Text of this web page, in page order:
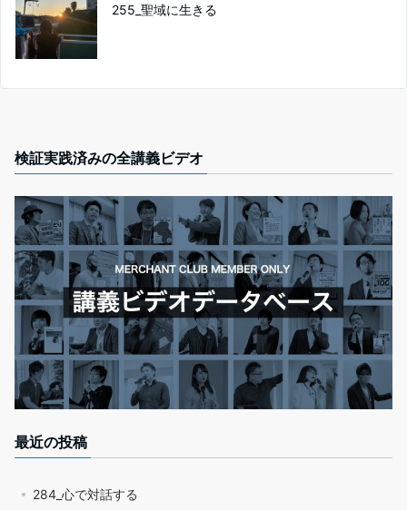
255_聖域に生きる
検証実践済みの全講義ビデオ
最近の投稿
284_心で対話する